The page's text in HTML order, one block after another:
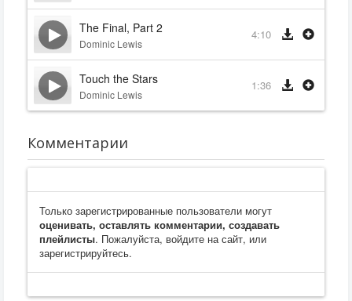
The Final, Part 2
Dominic Lewis
4:10
Touch the Stars
Dominic Lewis
1:36
Комментарии
Только зарегистрированные пользователи могут
оценивать, оставлять комментарии, создавать
плейлисты. Пожалуйста, войдите на сайт, или
зарегистрируйтесь.